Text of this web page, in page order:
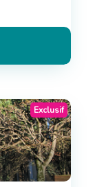
Exclusif